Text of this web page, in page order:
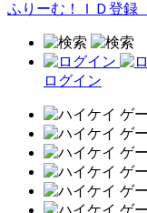
ふりーむ！ＩＤ登録
ログイン